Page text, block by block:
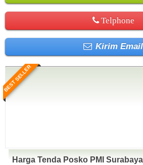
Telphone
Kirim Email
BEST SELLER
Harga Tenda Posko PMI Surabaya